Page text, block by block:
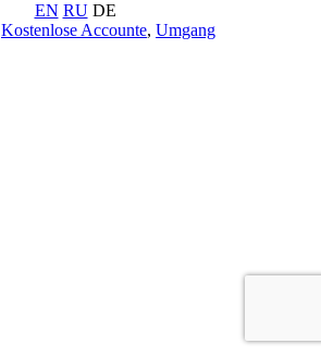
EN RUDE
Kostenlose Accounte, Umgang